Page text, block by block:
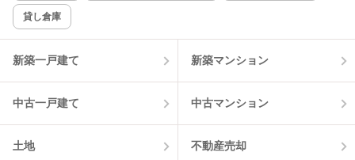
該当件数:
物件一覧に反映
貸し倉庫
新築一戸建て 新築マンション
中古一戸建て 中古マンション
土地 不動産売却